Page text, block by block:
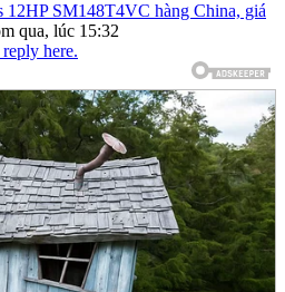
12HP SM148T4VC hàng China, giá
qua, lúc 15:32
here.